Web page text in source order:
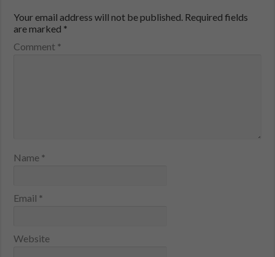
Your email address will not be published. Required fields
are marked *
Comment *
Name *
Email *
Website